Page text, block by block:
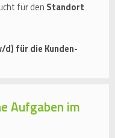
für den Standort
für die Kunden-
Aufgaben im